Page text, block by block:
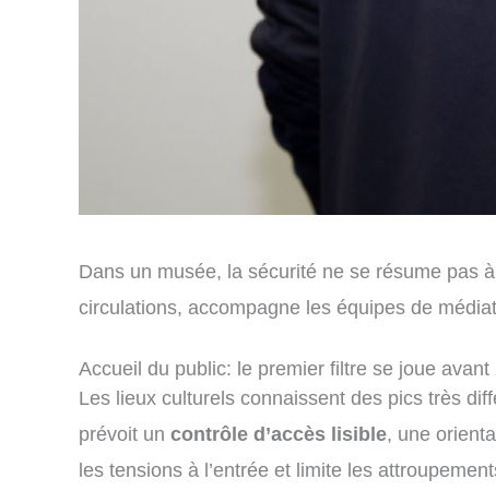
Dans un musée, la sécurité ne se résume pas
circulations, accompagne les équipes de
Accueil du public: le premier filtre se joue avant
Les lieux culturels connaissent des pics très
prévoit un contrôle d’accès lisible, une
les tensions à l’entrée et limite les